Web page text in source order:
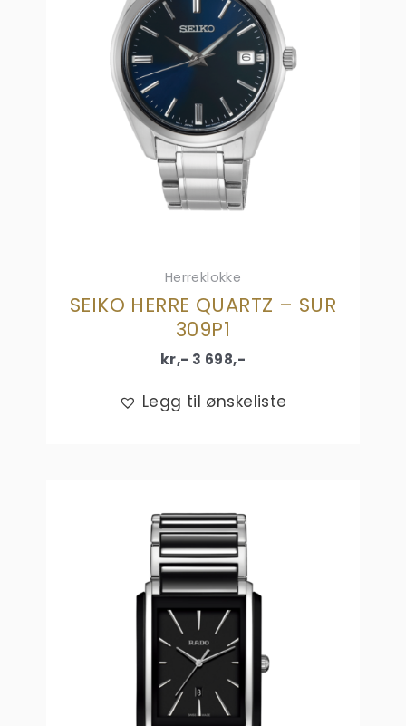
Herreklokke
SEIKO HERRE QUARTZ – SUR
309P1
kr,- 3 698,-
Legg til ønskeliste